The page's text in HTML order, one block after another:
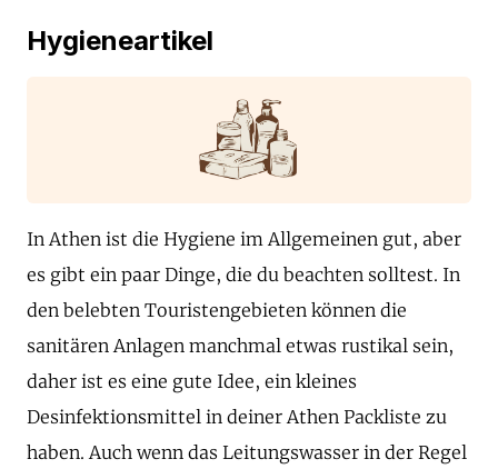
Hygieneartikel
In Athen ist die Hygiene im Allgemeinen gut, aber
es gibt ein paar Dinge, die du beachten solltest. In
den belebten Touristengebieten können die
sanitären Anlagen manchmal etwas rustikal sein,
daher ist es eine gute Idee, ein kleines
Desinfektionsmittel in deiner Athen Packliste zu
haben. Auch wenn das Leitungswasser in der Regel